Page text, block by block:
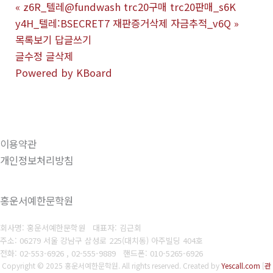
« z6R_텔레@fundwash trc20구매 trc20판매_s6K
y4H_텔레:BSECRET7 재판증거삭제 자금추적_v6Q »
목록보기 답글쓰기
글수정 글삭제
Powered by KBoard
이용약관
개인정보처리방침
홍운서예한문학원
회사명: 홍운서예한문학원 대표자: 김근회
주소: 06279 서울 강남구 삼성로 225(대치동) 아주빌딩 404호
전화: 02-553-6926 , 02-555-9889 핸드폰: 010-5265-6926
Copyright © 2025 홍운서예한문학원. All rights reserved. Created byYescall.com [관